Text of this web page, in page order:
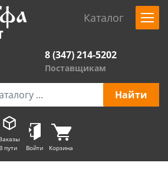
Каталог
8 (347) 214-5202
Поставщикам
В пути
Войти Корзина